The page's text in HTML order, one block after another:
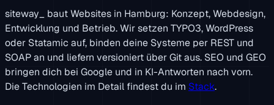
siteway
baut Websites in Hamburg: Konzept, Webdesign,
Entwicklung und Betrieb. Wir setzen TYPO3, WordPress
oder Statamic auf, binden deine Systeme per REST und
SOAP an und liefern versioniert über Git aus. SEO und GEO
bringen dich bei Google und in KI-Antworten nach vorn.
Die Technologien im Detail findest du im Stack.